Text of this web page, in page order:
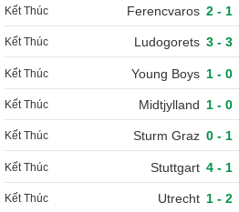
Kết Thúc Ferencvaros 2 - 1
Kết Thúc Ludogorets 3 -3
Kết Thúc Young Boys 1 -0
Kết Thúc Midtjylland 1 -0
Kết Thúc Sturm Graz 0 -1
Kết Thúc Stuttgart 4 - 1
Kết Thúc Utrecht 1 -2